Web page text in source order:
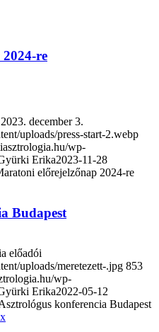
re
december 3.
uploads/press-start-2.webp
wp-
Erika2023-11-28
előrejelzőnap 2024-re
Budapest
előadói
uploads/meretezett-.jpg 853
wp-
Erika2022-05-12
konferencia Budapest